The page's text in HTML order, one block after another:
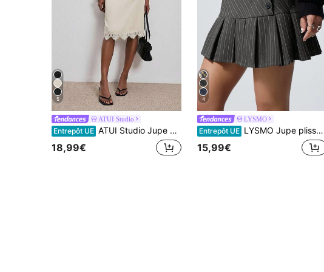
5
ATUI Studio
Entrepôt UE ATUI Studio Jupe d'été élégante en satin blanc avec patchwork de dentelle, taille haute asymétrique, longueur mi-mollet, jupe trapèze polyvalente pour le brunch, le travail, les vacances
18,99€
4
LYSMO
Entrepôt UE LYSMO Jupe plissée décontractée à rayures grises avec décoration de boutons pour femmes
15,99€